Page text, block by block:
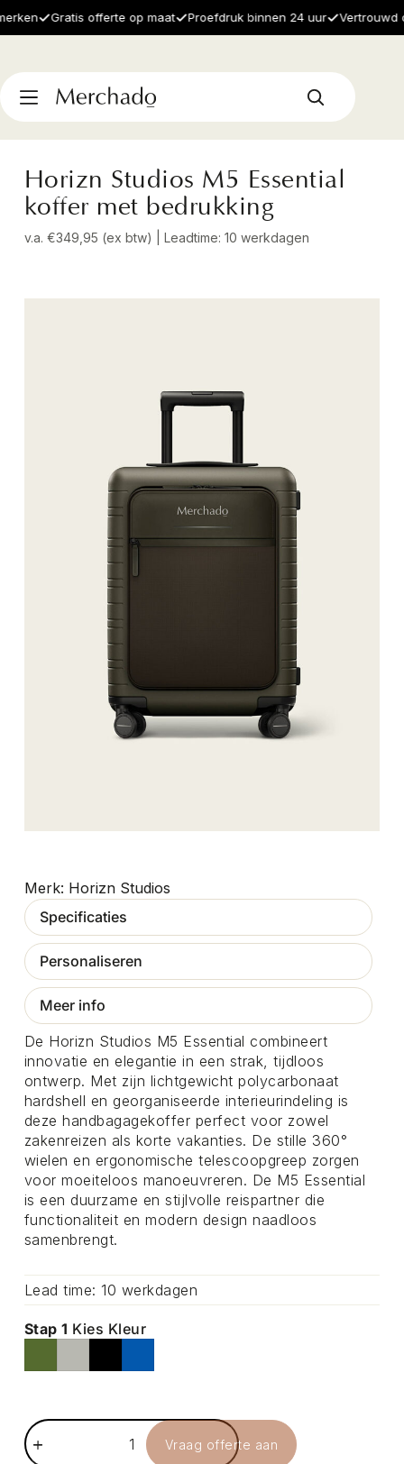
Gratis offerte op maat Proefdruk binnen 24 uur Vertrouwd
Horizn Studios M5 Essential
koffer met bedrukking
v.a. €349,95 (ex btw) | Leadtime: 10 werkdagen
Horizn Studios
Specificaties
Personaliseren
Meer info
De Horizn Studios M5 Essential combineert
innovatie en elegantie in een strak, tijdloos
ontwerp. Met zijn lichtgewicht polycarbonaat
hardshell en georganiseerde interieurindeling is
deze handbagagekoffer perfect voor zowel
zakenreizen als korte vakanties. De stille 360°
wielen en ergonomische telescoopgreep zorgen
voor moeiteloos manoeuvreren. De M5 Essential
is een duurzame en stijlvolle reispartner die
functionaliteit en modern design naadloos
samenbrengt.
Lead time: 10 werkdagen
Stap 1 Kies Kleur
Vraag offerte aan